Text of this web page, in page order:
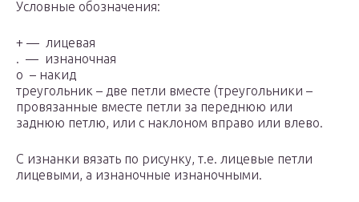
Условные обозначения:
+ — лицевая
. — изнаночная
o – накид
треугольник – две петли вместе (треугольники –
провязанные вместе петли за переднюю или
заднюю петлю, или с наклоном вправо или влево.
С изнанки вязать по рисунку, т.е. лицевые петли
лицевыми, а изнаночные изнаночными.